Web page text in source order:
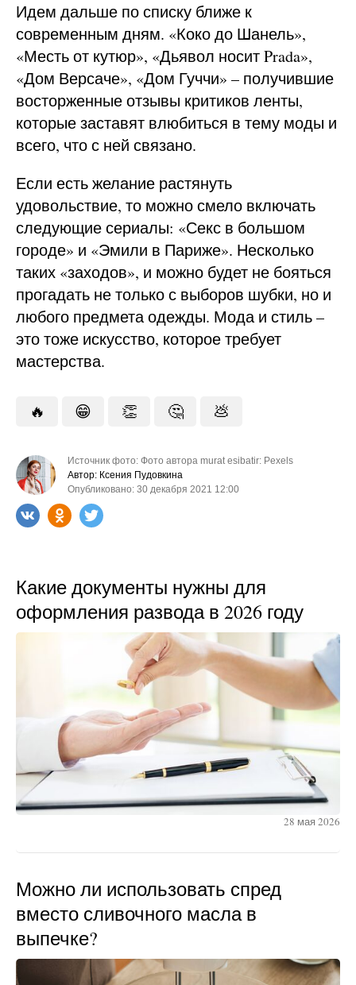
Идем дальше по списку ближе к
современным дням. «Коко до Шанель»,
«Месть от кутюр», «Дьявол носит Prada»,
«Дом Версаче», «Дом Гуччи» – получившие
восторженные отзывы критиков ленты,
которые заставят влюбиться в тему моды и
всего, что с ней связано.
Если есть желание растянуть
удовольствие, то можно смело включать
следующие сериалы: «Секс в большом
городе» и «Эмили в Париже». Несколько
таких «заходов», и можно будет не бояться
прогадать не только с выборов шубки, но и
любого предмета одежды. Мода и стиль –
это тоже искусство, которое требует
мастерства.
🔥 😁 👏 🤔 💩
Источник фото: Фото автора murat esibatir: Pexels
Автор: Ксения Пудовкина
Опубликовано: 30 декабря 2021 12:00
Какие документы нужны для
оформления развода в 2026 году
28 мая 2026
Можно ли использовать спред
вместо сливочного масла в
выпечке?